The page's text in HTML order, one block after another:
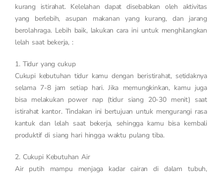
kurang istirahat. Kelelahan dapat disebabkan oleh aktivitas
yang berlebih, asupan makanan yang kurang, dan jarang
berolahraga. Lebih baik, lakukan cara ini untuk menghilangkan
lelah saat bekerja, :
1. Tidur yang cukup
Cukupi kebutuhan tidur kamu dengan beristirahat, setidaknya
selama 7-8 jam setiap hari. Jika memungkinkan, kamu juga
bisa melakukan power nap (tidur siang 20-30 menit) saat
istirahat kantor. Tindakan ini bertujuan untuk mengurangi rasa
kantuk dan lelah saat bekerja, sehingga kamu bisa kembali
produktif di siang hari hingga waktu pulang tiba.
2. Cukupi Kebutuhan Air
Air putih mampu menjaga kadar cairan di dalam tubuh,